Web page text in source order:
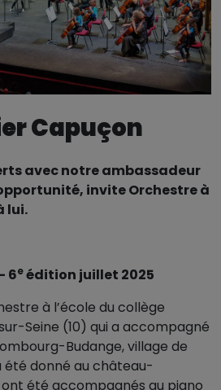
Capuçon
avec notre ambassadeur
invite Orchestre à
lui.
6eédition juillet 2025
à l’école du collège
Seine (10) qui a accompagné
Budange, village de
été donné au château-
ont été accompagnés au piano